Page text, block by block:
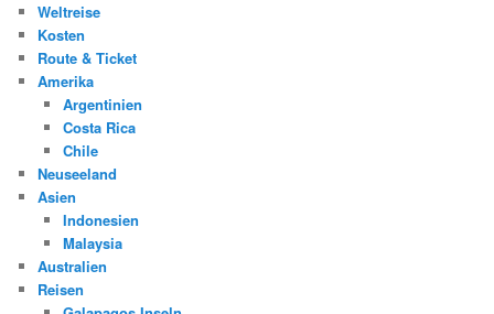
Weltreise
Kosten
Route & Ticket
Amerika
Argentinien
Costa Rica
Chile
Neuseeland
Asien
Indonesien
Malaysia
Australien
Reisen